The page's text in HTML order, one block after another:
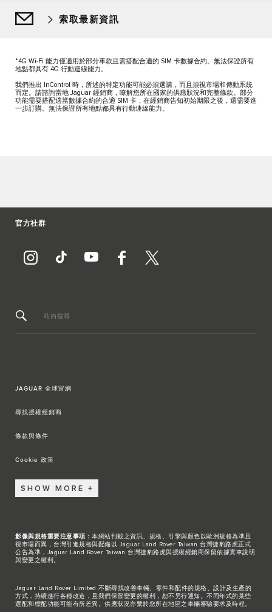
索取最新資訊
*4G Wi-Fi 能力僅適用於部分車款且需搭配合適的 SIM 卡數據合約。無法保證所有
地點都具有 4G 行動連線能力。
我們推出 InControl 時，所述的特定功能可能必須選購，而且須視市場和傳動系統
而定。請諮詢當地 Jaguar 經銷商，瞭解您所在國家的供應狀況和完整條款。部分
功能需要搭配適當數據合約的合適 SIM 卡，在經銷商告知初始期限之後，還需要進
一步訂購。無法保證所有地點都具有行動連線能力。
官方社群
站內搜尋
JAGUAR 全球官網
尋找授權經銷商
條款與條件
Cookie 政策
SHOW MORE
影像與規格重要注意事項： 本網站刊載之資訊、規格、引擎與顏色以歐洲規格為準且
視市場而異，台灣引進規格與配備以 Jaguar Land Rover Taiwan 台灣捷豹路虎正式
公告為準，Jaguar Land Rover Taiwan 台灣捷豹路虎與授權經銷商保留依據實車說明
與變更之權利。
Jaguar Land Rover Limited 不斷尋找改善車輛、零件和配件的規格、設計及生產的
方式，持續進行各種改造，且我們保留變更的權利，恕不另行通知。不同年式的某些
選配和標配功能可能有所差異。供應狀況亦繫於您所在地區之車輛審驗要求及時程。